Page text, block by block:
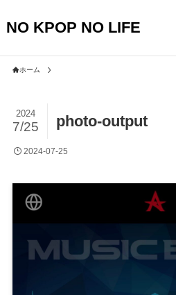
NO KPOP NO LIFE
ホーム
photo-output
2024
7/25
2024-07-25